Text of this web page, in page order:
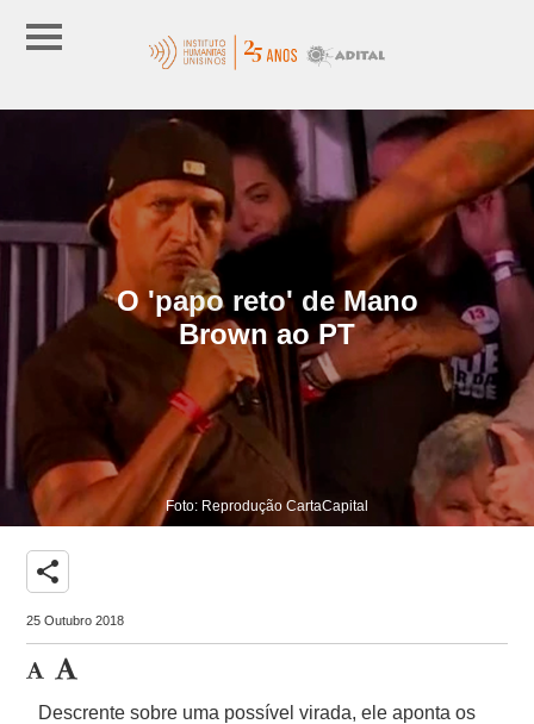
O 'papo reto' de Mano
Brown ao PT
Foto: Reprodução CartaCapital
share
25 Outubro 2018
Descrente sobre uma possível virada, ele aponta os